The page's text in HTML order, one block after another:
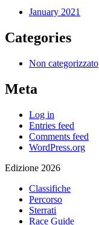
January 2021
Categories
Non categorizzato
Meta
Log in
Entries feed
Comments feed
WordPress.org
Edizione 2026
Classifiche
Percorso
Sterrati
Race Guide